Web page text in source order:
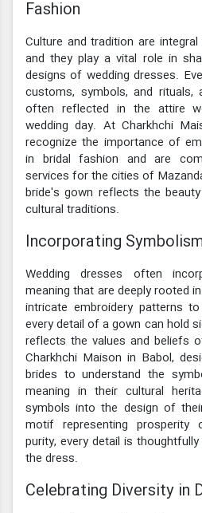
Fashion
Culture and tradition are
and they play a vital role in
designs of wedding dresses.
customs, symbols, and rituals,
often reflected in the attire
wedding day. At Charkhchi
recognize the importance of
in bridal fashion and are
services for the cities of
bride's gown reflects the
cultural traditions.
Incorporating
Wedding dresses often
meaning that are deeply rooted
intricate embroidery patterns
every detail of a gown can hold
reflects the values and beliefs
Charkhchi Maison in Babol,
brides to understand the
meaning in their cultural
symbols into the design of
motif representing
purity, every detail is
the dress.
Celebrating Diversity in